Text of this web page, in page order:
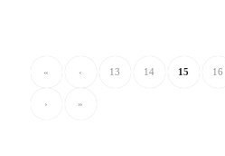
« ‹ 13 14 15 16
› »